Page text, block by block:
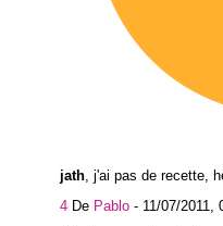
jath, j'ai pas de recette,
4 De Pablo - 11/07/2011,